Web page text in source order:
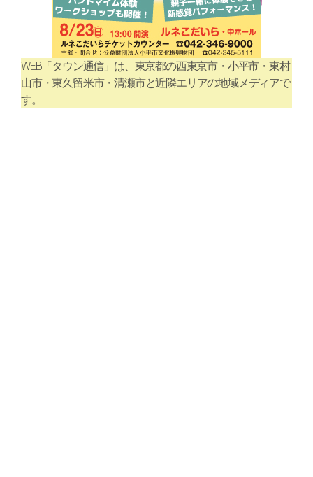
WEB「タウン通信」は、東京都の西東京市・小平市・東村
山市・東久留米市・清瀬市と近隣エリアの地域メディアで
す。